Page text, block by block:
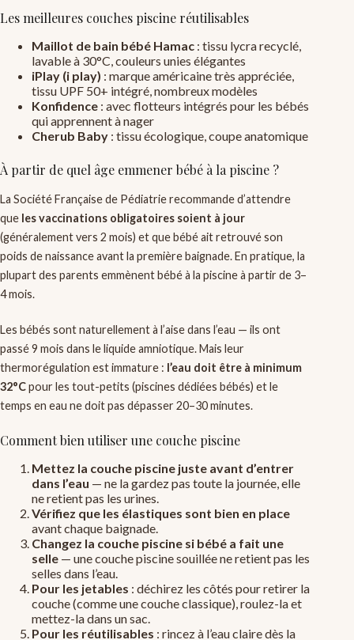
Les meilleures couches piscine réutilisables
Maillot de bain bébé Hamac : tissu lycra recyclé,
lavable à 30°C, couleurs unies élégantes
iPlay (i play) : marque américaine très appréciée,
tissu UPF 50+ intégré, nombreux modèles
Konfidence : avec flotteurs intégrés pour les bébés
qui apprennent à nager
Cherub Baby : tissu écologique, coupe anatomique
À partir de quel âge emmener bébé à la piscine ?
La Société Française de Pédiatrie recommande d’attendre
que les vaccinations obligatoires soient à jour
(généralement vers 2 mois) et que bébé ait retrouvé son
poids de naissance avant la première baignade. En pratique, la
plupart des parents emmènent bébé à la piscine à partir de 3–
4 mois.
Les bébés sont naturellement à l’aise dans l’eau — ils ont
passé 9 mois dans le liquide amniotique. Mais leur
thermorégulation est immature : l’eau doit être à minimum
32°Cpour les tout-petits (piscines dédiées bébés) et le
temps en eau ne doit pas dépasser 20–30 minutes.
Comment bien utiliser une couche piscine
Mettez la couche piscine juste avant d’entrer
dans l’eau — ne la gardez pas toute la journée, elle
ne retient pas les urines.
Vérifiez que les élastiques sont bien en place
avant chaque baignade.
Changez la couche piscine si bébé a fait une
selle — une couche piscine souillée ne retient pas les
selles dans l’eau.
Pour les jetables : déchirez les côtés pour retirer la
couche (comme une couche classique), roulez-la et
mettez-la dans un sac.
Pour les réutilisables : rincez à l’eau claire dès la